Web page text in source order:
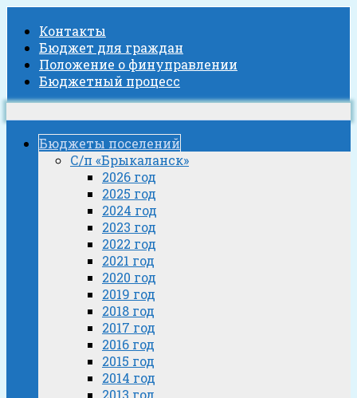
Контакты
Бюджет для граждан
Положение о финуправлении
Бюджетный процесс
Бюджеты поселений
С/п «Брыкаланск»
2026 год
2025 год
2024 год
2023 год
2022 год
2021 год
2020 год
2019 год
2018 год
2017 год
2016 год
2015 год
2014 год